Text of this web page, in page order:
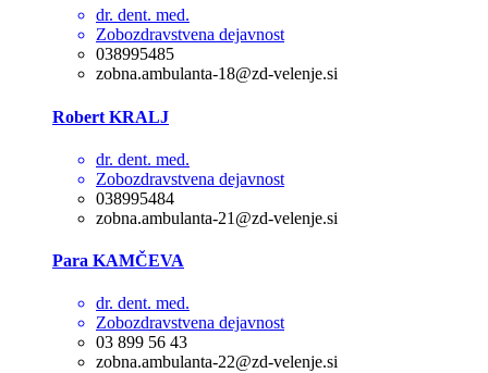
dr. dent. med.
Zobozdravstvena dejavnost
038995485
zobna.ambulanta-18@zd-velenje.si
Robert KRALJ
dr. dent. med.
Zobozdravstvena dejavnost
038995484
zobna.ambulanta-21@zd-velenje.si
Para KAMČEVA
dr. dent. med.
Zobozdravstvena dejavnost
03 899 56 43
zobna.ambulanta-22@zd-velenje.si